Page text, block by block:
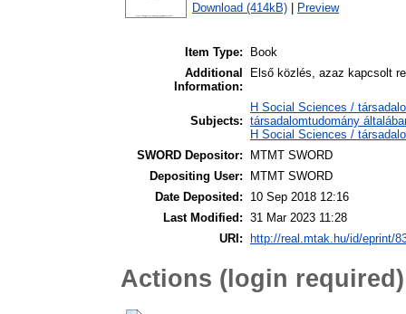
Download (414kB) Preview
Item Type:
Book
Additional
Information:
Első közlés, azaz kapcsolt
Subjects:
H Social Sciences /
társadalomtudomány
H Social Sciences /
SWORD Depositor:
MTMT SWORD
Depositing User:
MTMT SWORD
Date Deposited:
10 Sep 2018 12:16
Last Modified: 31 Mar 2023 11:28
URI:
http://real.mtak.hu/id/eprint/
Actions (login required)